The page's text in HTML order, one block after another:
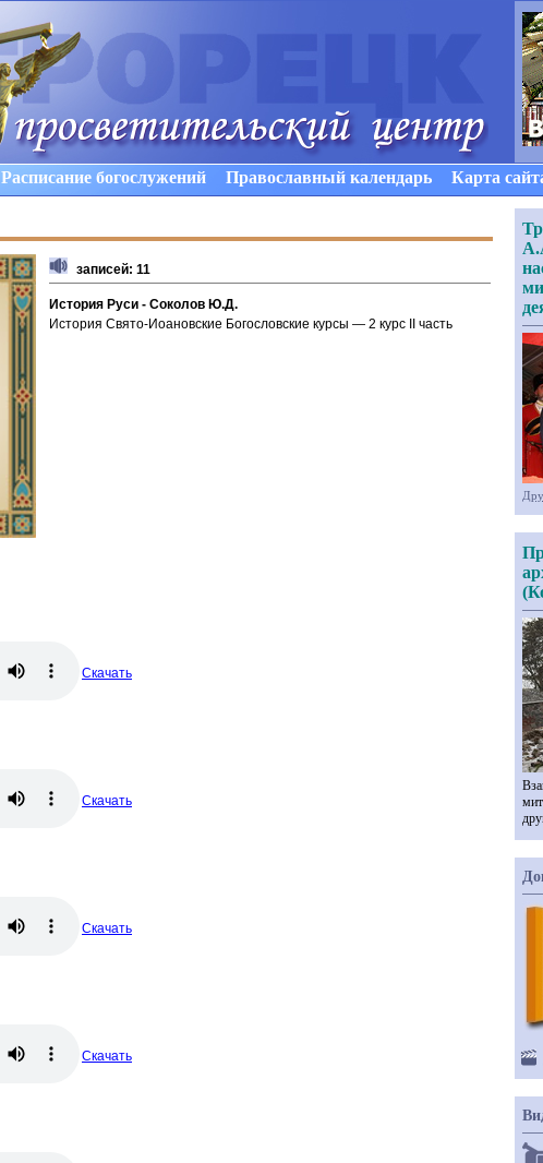
Расписание богослужений Православный календарь Карта
записей: 11
История Руси - Соколов Ю.Д.
История Свято-Иоановские Богословские курсы — 2 курс II часть
Скачать
Скачать
Скачать
Скачать